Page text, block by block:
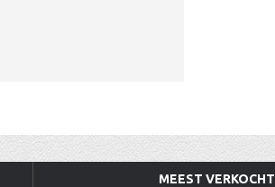
MEEST VERKOCHT